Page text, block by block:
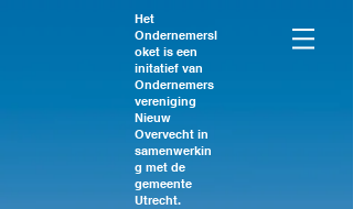
Het
Ondernemersl
oket is een
initatief van
Ondernemers
vereniging
Nieuw
Overvecht in
samenwerkin
g met de
gemeente
Utrecht.